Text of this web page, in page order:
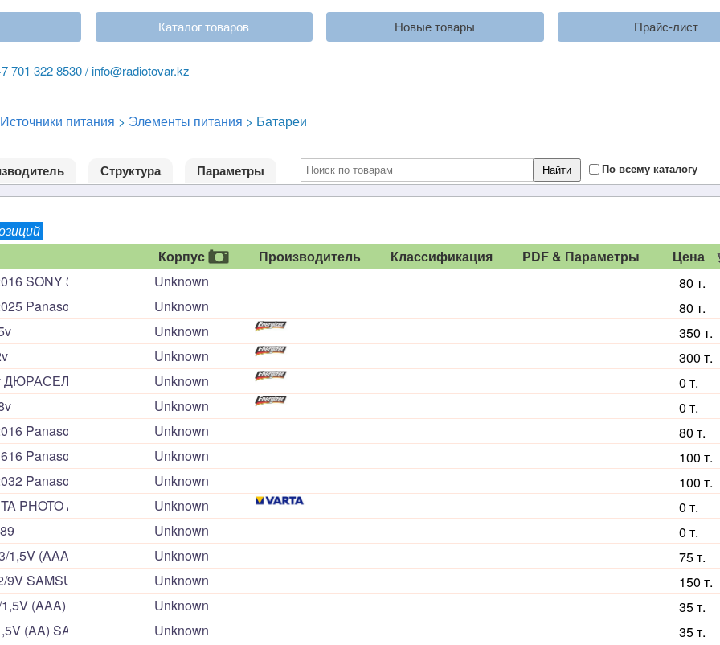
Каталог товаров Новые товары Прайс-лист
701 322 8530 / info@radiotovar.kz
Источники питания > Элементы питания > Батареи
Структура Параметры По всему каталогу
Корпус Производитель Классификация PDF & Параметры
Цена
SONY 3 volts
Unknown
80 т.
Panasonic 3 volts
Unknown
80 т.
Unknown
350 т.
Unknown
300 т.
ДЮРАСЕЛ
Unknown
0 т.
Unknown
0 т.
Panasonic 3 volts
Unknown
80 т.
Panasonic 3 volts
Unknown
100 т.
Panasonic 3 volts
Unknown
100 т.
PHOTO Alkaline AAA
Unknown
0 т.
Unknown
0 т.
1,5V (AAA) SAMSUNG PLEOMAX ALKALINE 2PL
Unknown
75 т.
9V SAMSUNG PLEOMAX 1SW
Unknown
150 т.
(AAA) SAMSUNG PLEOMAX 4SW
Unknown
35 т.
(AA) SAMSUNG PLEOMAX 4SW
Unknown
35 т.